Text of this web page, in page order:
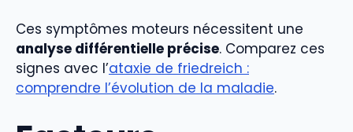
Ces symptômes moteurs nécessitent une
analyse différentielle précise. Comparez ces
signes avec l’ataxie de friedreich :
comprendre l’évolution de la maladie.